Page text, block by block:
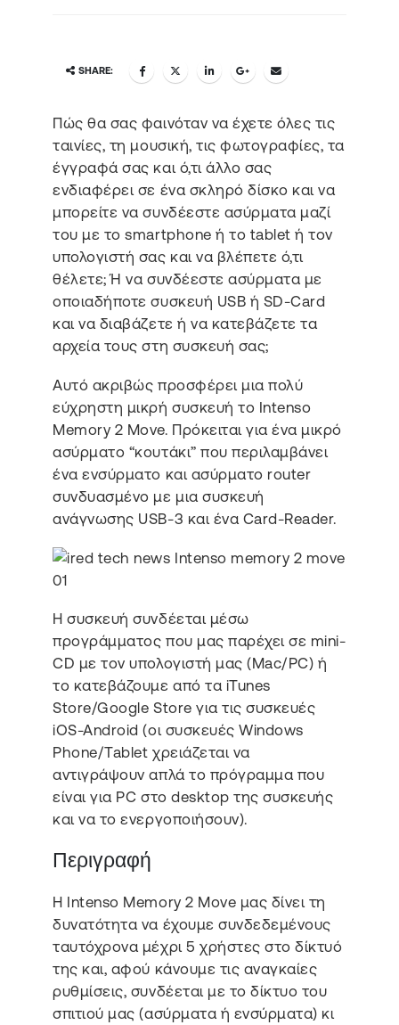
SHARE:
Πώς θα σας φαινόταν να έχετε όλες τις
ταινίες, τη μουσική, τις φωτογραφίες, τα
έγγραφά σας και ό,τι άλλο σας
ενδιαφέρει σε ένα σκληρό δίσκο και να
μπορείτε να συνδέεστε ασύρματα μαζί
του με το smartphone ή το tablet ή τον
υπολογιστή σας και να βλέπετε ό,τι
θέλετε; Ή να συνδέεστε ασύρματα με
οποιαδήποτε συσκευή USB ή SD-Card
και να διαβάζετε ή να κατεβάζετε τα
αρχεία τους στη συσκευή σας;
Αυτό ακριβώς προσφέρει μια πολύ
εύχρηστη μικρή συσκευή το Intenso
Memory 2 Move. Πρόκειται για ένα μικρό
ασύρματο “κουτάκι” που περιλαμβάνει
ένα ενσύρματο και ασύρματο router
συνδυασμένο με μια συσκευή
ανάγνωσης USB-3 και ένα Card-Reader.
Η συσκευή συνδέεται μέσω
προγράμματος που μας παρέχει σε mini-
CD με τον υπολογιστή μας (Mac/PC) ή
το κατεβάζουμε από τα iTunes
Store/Google Store για τις συσκευές
iOS-Android (οι συσκευές Windows
Phone/Tablet χρειάζεται να
αντιγράψουν απλά το πρόγραμμα που
είναι για PC στο desktop της συσκευής
και να το ενεργοποιήσουν).
Περιγραφή
Η Intenso Memory 2 Move μας δίνει τη
δυνατότητα να έχουμε συνδεδεμένους
ταυτόχρονα μέχρι 5 χρήστες στο δίκτυό
της και, αφού κάνουμε τις αναγκαίες
ρυθμίσεις, συνδέεται με το δίκτυο του
σπιτιού μας (ασύρματα ή ενσύρματα) κι